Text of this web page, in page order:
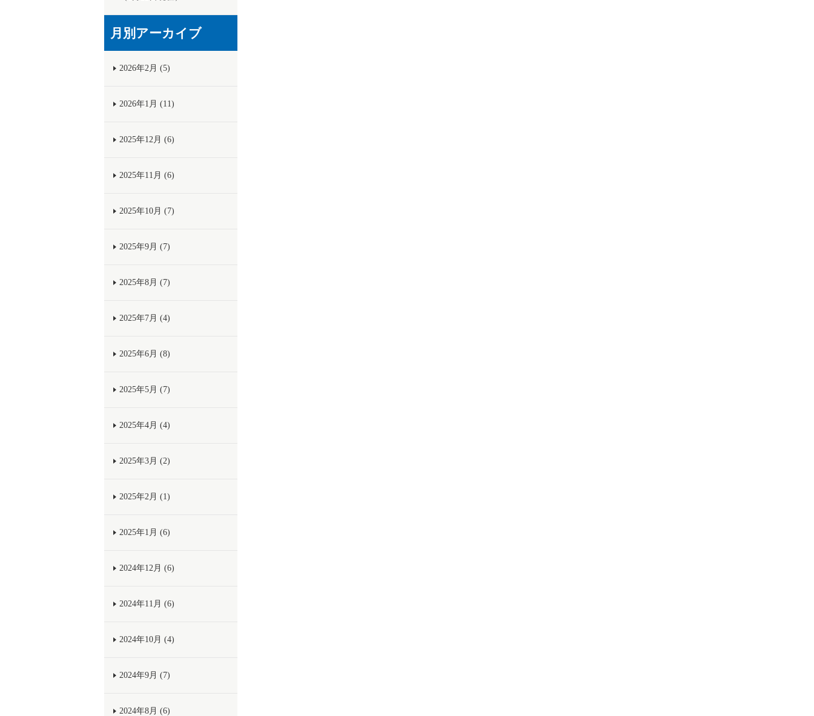
月別アーカイブ
2026年2月 (5)
2026年1月 (11)
2025年12月 (6)
2025年11月 (6)
2025年10月 (7)
2025年9月 (7)
2025年8月 (7)
2025年7月 (4)
2025年6月 (8)
2025年5月 (7)
2025年4月 (4)
2025年3月 (2)
2025年2月 (1)
2025年1月 (6)
2024年12月 (6)
2024年11月 (6)
2024年10月 (4)
2024年9月 (7)
2024年8月 (6)